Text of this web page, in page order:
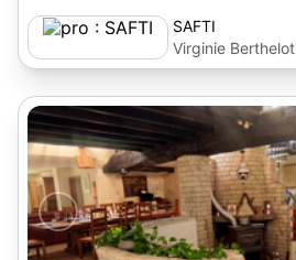
SAFTI
Virginie Berthelot